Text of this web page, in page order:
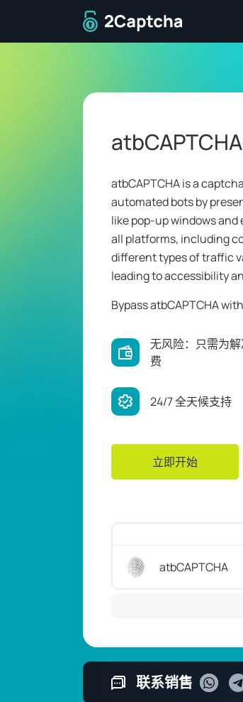
返回主页
atbCAPTCHA is a
automated bots by
like pop-up windows
all platforms, including
different types of traffic
leading to accessibility
Bypass atbCAPTCHA
无风险：只需为
费
24/7 全天候支持
立即开始
atbCAPTCHA
联系销售